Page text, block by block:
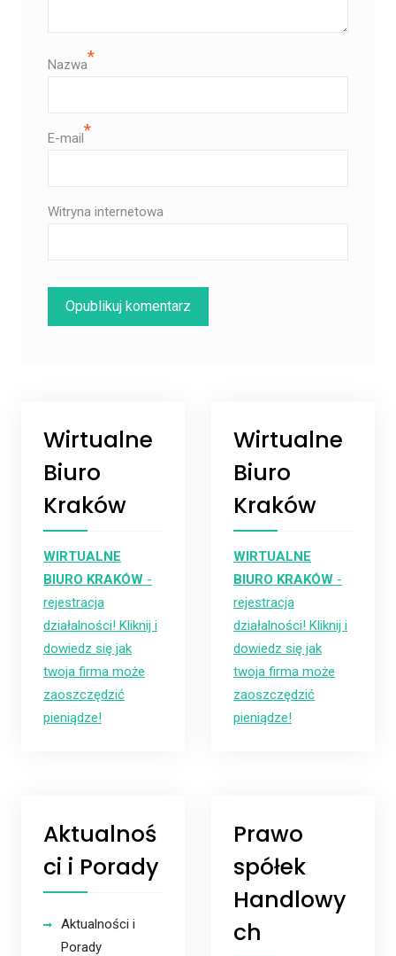
Nazwa*
E-mail*
Witryna internetowa
Wirtualne
Biuro
Kraków
WIRTUALNE
BIURO KRAKÓW -
rejestracja
działalności! Kliknij i
dowiedz się jak
twoja firma może
zaoszczędzić
pieniądze!
Prawo
spółek
Handlowy
ch
Wirtualne
Biuro
Kraków
WIRTUALNE
BIURO KRAKÓW-
rejestracja
działalności! Kliknij i
dowiedz się jak
twoja firma może
zaoszczędzić
pieniądze!
Aktualnoś
ci i Porady
Aktualności i
Porady